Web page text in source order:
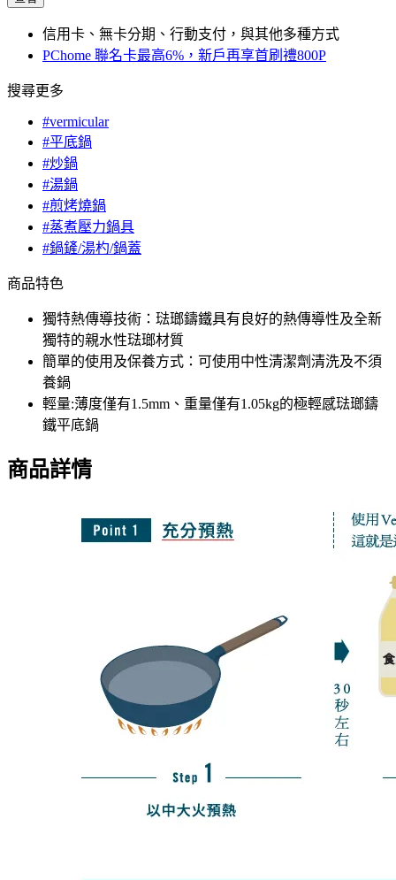
信用卡、無卡分期、行動支付，與其他多種方式
PChome 聯名卡最高6%，新戶再享首刷禮800P
搜尋更多
#vermicular
#平底鍋
#炒鍋
#湯鍋
#煎烤燒鍋
#蒸煮壓力鍋具
#鍋鏟/湯杓/鍋蓋
商品特色
獨特熱傳導技術：琺瑯鑄鐵具有良好的熱傳導性及全新
獨特的親水性琺瑯材質
簡單的使用及保養方式：可使用中性清潔劑清洗及不須
養鍋
輕量:薄度僅有1.5mm、重量僅有1.05kg的極輕感琺瑯鑄
鐵平底鍋
商品詳情